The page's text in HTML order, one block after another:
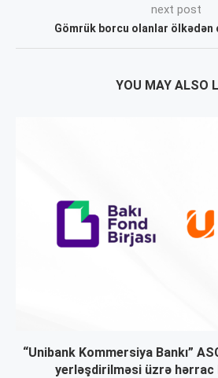
next post
Gömrük borcu olanlar ölkədən
YOU MAY ALSO
“Unibank Kommersiya Bankı”
yerləşdirilməsi üzrə